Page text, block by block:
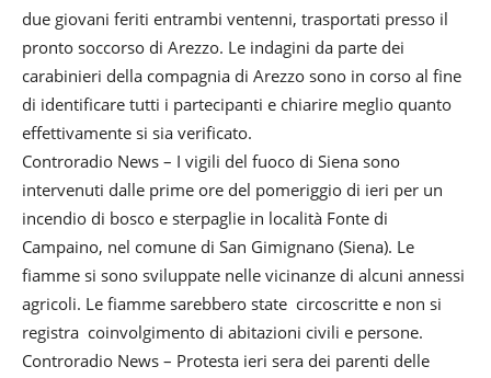
due giovani feriti entrambi ventenni, trasportati presso il
pronto soccorso di Arezzo. Le indagini da parte dei
carabinieri della compagnia di Arezzo sono in corso al fine
di identificare tutti i partecipanti e chiarire meglio quanto
effettivamente si sia verificato.
Controradio News – I vigili del fuoco di Siena sono
intervenuti dalle prime ore del pomeriggio di ieri per un
incendio di bosco e sterpaglie in località Fonte di
Campaino, nel comune di San Gimignano (Siena). Le
fiamme si sono sviluppate nelle vicinanze di alcuni annessi
agricoli. Le fiamme sarebbero state circoscritte e non si
registra coinvolgimento di abitazioni civili e persone.
Controradio News – Protesta ieri sera dei parenti delle